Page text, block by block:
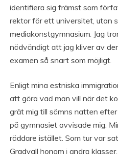
identifiera sig främst som
rektor för ett universitet, utan
mediakonstgymnasium. Jag
nödvändigt att jag kliver av
examen så snart som möjligt.
Enligt mina estniska
att göra vad man vill när det
grät mig till sömns natten
på gymnasiet avvisade mig.
räddare istället. Som tur var
Gradvall honom i andra klasser.